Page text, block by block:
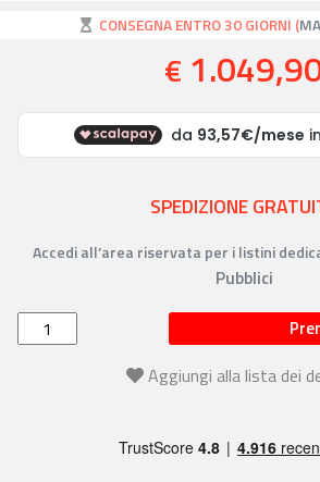
CONSEGNA ENTRO 30 GIORNI (
€
SPEDIZIONE
Accedi all’area riservata per i listini
Pubblici
Aggiungi alla lista dei